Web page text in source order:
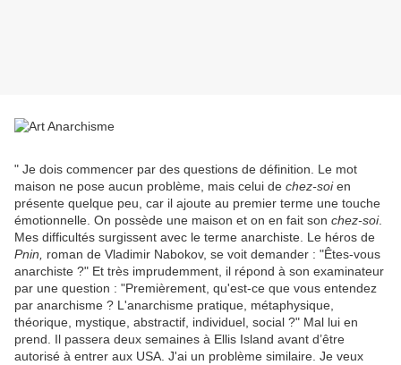
" Je dois commencer par des questions de définition. Le mot
maison ne pose aucun problème, mais celui de chez-soien
présente quelque peu, car il ajoute au premier terme une touche
émotionnelle. On possède une maison et on en fait son chez-soi.
Mes difficultés surgissent avec le terme anarchiste. Le héros de
Pnin,
roman de Vladimir Nabokov, se voit demander : "Êtes-vous
anarchiste ?" Et très imprudemment, il répond à son examinateur
par une question : "Premièrement, qu'est-ce que vous entendez
par anarchisme ? L'anarchisme pratique, métaphysique,
théorique, mystique, abstractif, individuel, social ?" Mal lui en
prend. Il passera deux semaines à Ellis Island avant d’être
autorisé à entrer aux USA. J'ai un problème similaire. Je veux